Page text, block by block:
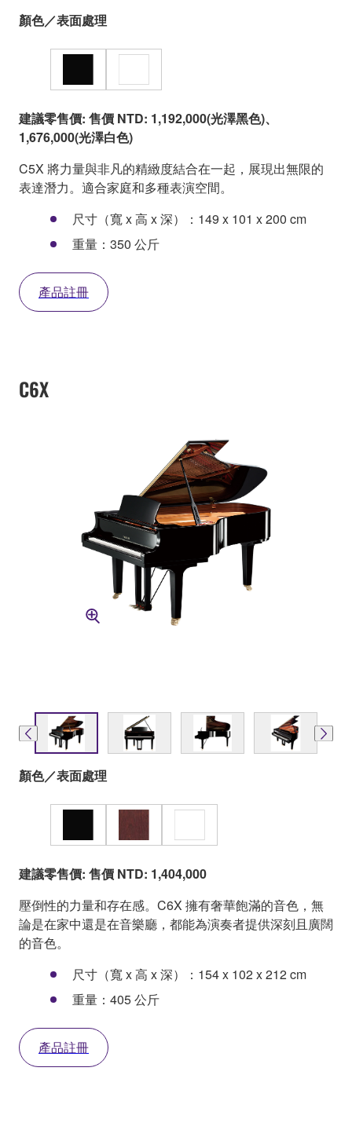
顏色／表面處理
建議零售價: 售價 NTD: 1,192,000(光澤黑色)、
1,676,000(光澤白色)
C5X 將力量與非凡的精緻度結合在一起，展現出無限的
表達潛力。適合家庭和多種表演空間。
尺寸（寬 x 高 x 深）：149 x 101 x 200 cm
重量：350 公斤
產品註冊
C6X
顏色／表面處理
建議零售價: 售價 NTD: 1,404,000
壓倒性的力量和存在感。C6X 擁有奢華飽滿的音色，無
論是在家中還是在音樂廳，都能為演奏者提供深刻且廣闊
的音色。
尺寸（寬 x 高 x 深）：154 x 102 x 212 cm
重量：405 公斤
產品註冊